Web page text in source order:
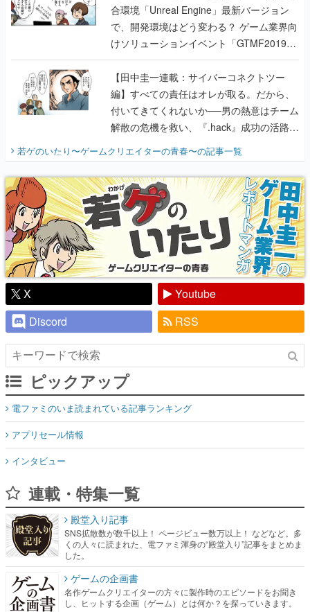
に行って、より理解を深めよう【PR】
【田中圭一連載：サイバーコネクトツー
編】すべての責任はオレが取る。だから、
付いてきてくれないか──男の熱意はチーム
解散の危機を救い、『.hack』成功の活路を
開く。業界の快男児・松山 洋に流れる血は
『少年ジャンプ』色だった【若ゲのいた
り】
若ゲのいたり〜ゲームクリエイターの青春〜の記事一覧
X
Youtube
Discord
RSS
ピックアップ
電ファミのいま読まれている記事ランキング
アプリセール情報
インタビュー
連載・特集一覧
くの人々に読まれた、電ファミ渾身の“殿堂入り”記事をまとめま
した。
ゲームの企画書
名作ゲームクリエイターの方々に製作時のエピソードをお聞き
し、ヒットする企画（ゲーム）とは何か？を探っていきます。
赫本
この物語を解いてはいけない。『赫本』は、〈試験問題〉の形
をした短編ホラー小説集です。